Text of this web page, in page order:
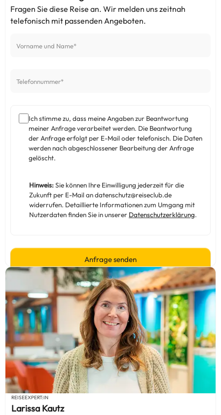
Fragen Sie diese Reise an. Wir melden uns zeitnah
telefonisch mit passenden Angeboten.
Ich stimme zu, dass meine Angaben zur Beantwortung
meiner Anfrage verarbeitet werden. Die Beantwortung
der Anfrage erfolgt per E-Mail oder telefonisch. Die Daten
werden nach abgeschlossener Bearbeitung der Anfrage
gelöscht.
Hinweis:Sie können Ihre Einwilligung jederzeit für die
Zukunft per E-Mail an datenschutz@reiseclub.de
widerrufen. Detaillierte Informationen zum Umgang mit
Nutzerdaten finden Sie in unserer Datenschutzerklärung.
REISEEXPERT:IN
Larissa Kautz